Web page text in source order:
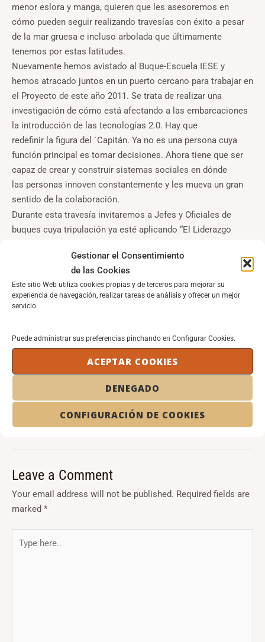
Gestionar el Consentimiento
de las Cookies
Este sitio Web utiliza cookies propias y de terceros para mejorar su
experiencia de navegación, realizar tareas de análisis y ofrecer un mejor
servicio.
Puede administrar sus preferencias pinchando en Configurar Cookies.
ACEPTAR COOKIES
DENEGADO
CONFIGURACIÓN DE COOKIES
menor eslora y manga, quieren que les asesoremos en
cómo pueden seguir realizando travesías con éxito a pesar
de la mar gruesa e incluso arbolada que últimamente
tenemos por estas latitudes.
Nuevamente hemos avistado al Buque-Escuela IESE y
hemos atracado juntos en un puerto cercano para trabajar en
el Proyecto de este año 2011. Se trata de realizar una
investigación de cómo está afectando a las embarcaciones
la introducción de las tecnologías 2.0. Hay que
redefinir la figura del ´Capitán. Ya no es una persona cuya
función principal es tomar decisiones. Ahora tiene que ser
capaz de crear y construir sistemas sociales en dónde
las personas innoven constantemente y les mueva un gran
sentido de la colaboración.
Durante esta travesía invitaremos a Jefes y Oficiales de
buques cuya tripulación ya esté aplicando “El Liderazgo
siendo su experiencia e identificar las competencias que
deben confluir en el Oficial-Líder 2.0.
Para el otoño, ambos buques, el Buque-Escuela IESE y el
“Velazquez,126”, tocaremos puerto para presentar el Estudio
Siguen los nubarrones y el tiempo amenaza galerna pero, a
pesar de todo, “el Velazquez 126”sigue surcando mares y la
tripulación permanece con la moral muy alta y gran
confianza en el futuro.
← →
Leave a Comment
Your email address will not be published. Required fields are
marked *
here..